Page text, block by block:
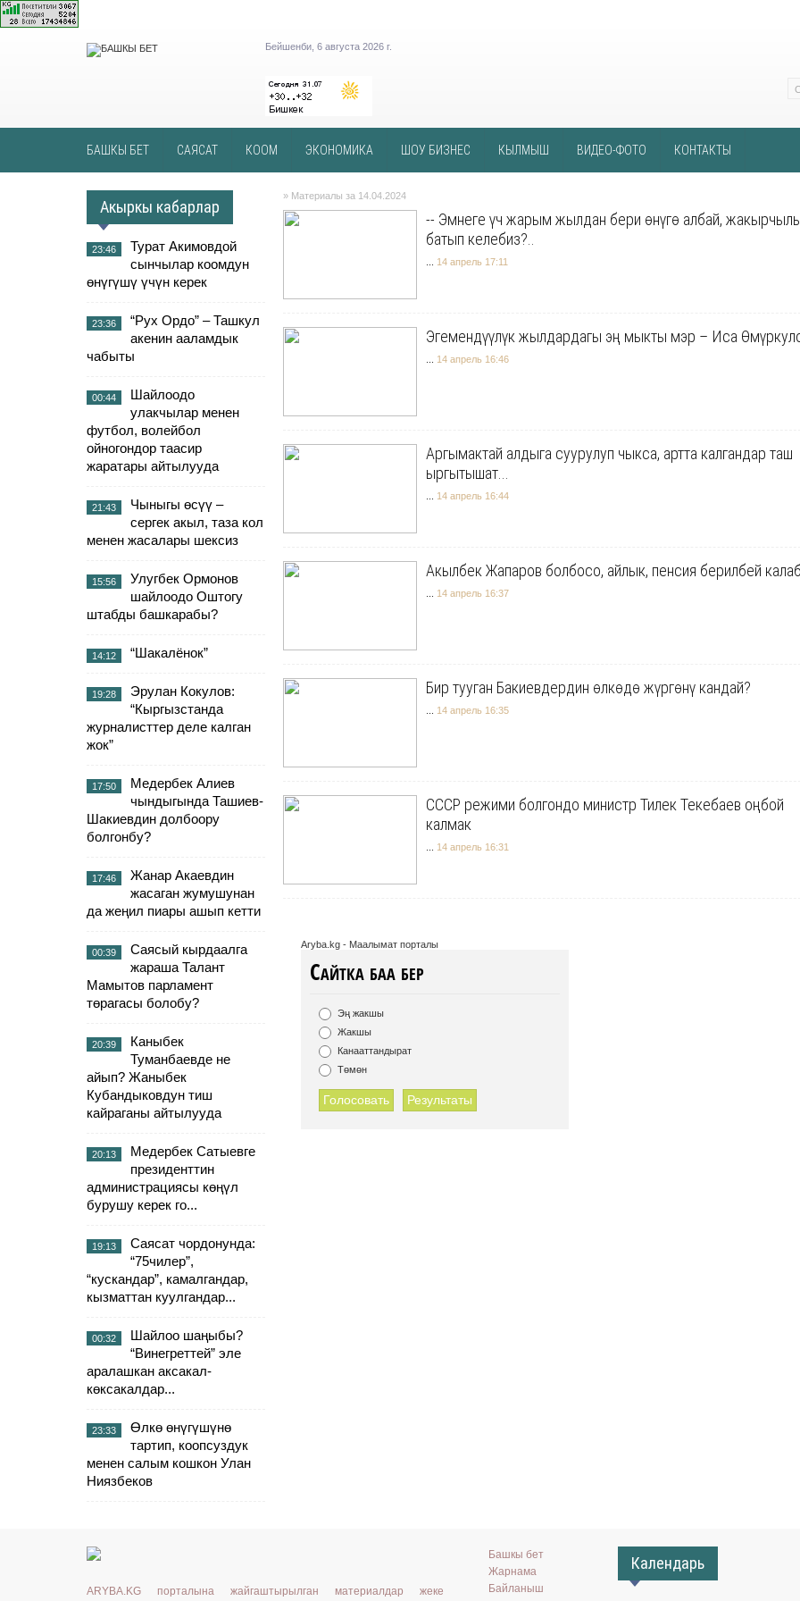
Бейшенби, 6 августа 2026 г.
БАШКЫ БЕТ САЯСАТ КООМ ЭКОНОМИКА ШОУ БИЗНЕС КЫЛМЫШ ВИДЕО-ФОТО КОНТАКТЫ
Акыркы кабарлар
23:46
Турат Акимовдой
сынчылар коомдун
өнүгүшү үчүн керек
23:36
“Рух Ордо” – Ташкул
акенин ааламдык
чабыты
00:44
Шайлоодо
улакчылар менен
футбол, волейбол
ойногондор таасир
жаратары айтылууда
21:43
Чыныгы өсүү –
сергек акыл, таза кол
менен жасалары шексиз
15:56
Улугбек Ормонов
шайлоодо Оштогу
штабды башкарабы?
14:12 “Шакалёнок”
19:28
Эрулан Кокулов:
“Кыргызстанда
журналисттер деле калган
жок”
17:50
Медербек Алиев
чындыгында Ташиев-
Шакиевдин долбоору
болгонбу?
17:46
Жанар Акаевдин
жасаган жумушунан
да жеңил пиары ашып кетти
00:39
Саясый кырдаалга
жараша Талант
Мамытов парламент
төрагасы болобу?
20:39
Каныбек
Туманбаевде не
айып? Жаныбек
Кубандыковдун тиш
кайраганы айтылууда
20:13
Медербек Сатыевге
президенттин
администрациясы көңүл
бурушу керек го...
19:13
Саясат чордонунда:
“75чилер”,
“кускандар”, камалгандар,
кызматтан куулгандар...
00:32
Шайлоо шаңыбы?
“Винегреттей” эле
аралашкан аксакал-
көксакалдар...
23:33
Өлкө өнүгүшүнө
тартип, коопсуздук
менен салым кошкон Улан
Ниязбеков
» Материалы за 14.04.2024
-- Эмнеге үч жарым жылдан бери өнүгө албай,
батып келебиз?..
14 апрель 17:11
Эгемендүүлүк жылдардагы эң мыкты мэр – Иса
14 апрель 16:46
Аргымактай алдыга суурулуп чыкса, артта калгандар таш
ыргытышат...
14 апрель 16:44
Акылбек Жапаров болбосо, айлык, пенсия берилбей
14 апрель 16:37
Бир тууган Бакиевдердин өлкөдө жүргөнү кандай?
14 апрель 16:35
СССР режими болгондо министр Тилек Текебаев оңбой
калмак
14 апрель 16:31
Aryba.kg - Маалымат порталы
Сайтка баа бер
Эң жакшы
Жакшы
Канааттандырат
Төмөн
Голосовать Результаты
ARYBA.KG порталына жайгаштырылган материалдар жеке
Башкы бет
Жарнама
Байланыш
Календарь